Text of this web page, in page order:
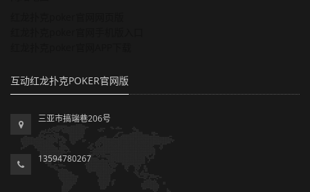
互动红龙扑克POKER官网版
三亚市搞端巷206号
13594780267